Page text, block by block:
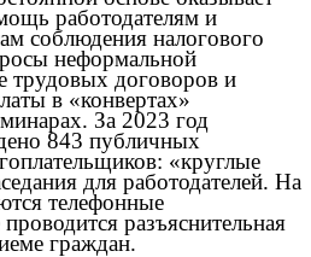
работодателям и
соблюдения налогового
неформальной
трудовых договоров и
в «конвертах»
За 2023 год
843 публичных
«круглые
для работодателей. На
телефонные
разъяснительная
граждан.